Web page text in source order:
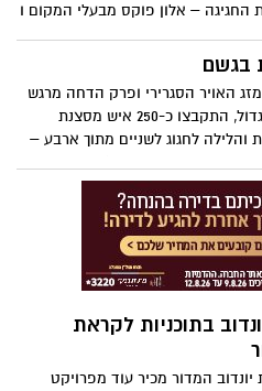
החגיגה – אלון פוקס מבעלי המקום ו
בגשם
האויר הסגרירי ופרק הדחה מרגש
באח הגדול, התקבצו כ-250 איש מסצנת
והלילה לחגוג לשניים מתוך ארבע –
הולדת בבארסה.
בתוכניות לקראת
המדור מכיר עוד מפרויקט